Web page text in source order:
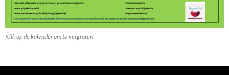
Klik op de kalender om te vergroten